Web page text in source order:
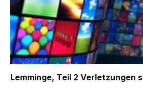
Lemminge, Teil 2 Verletzungen